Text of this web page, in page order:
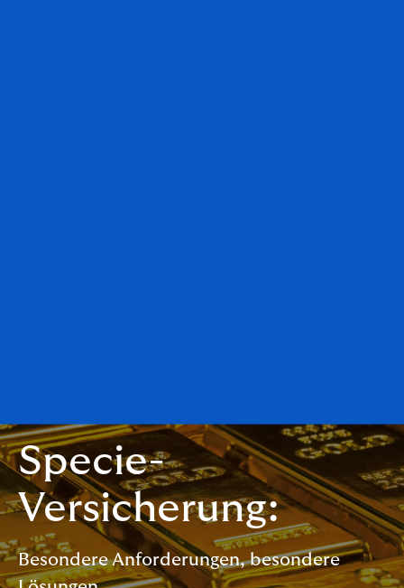
Specie-
Versicherung:
Besondere Anforderungen, besondere